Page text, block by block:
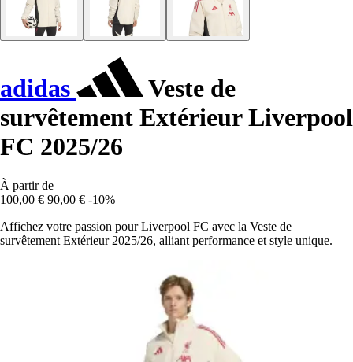
adidas
Veste de
survêtement Extérieur Liverpool
FC 2025/26
À partir de
100,00 € 90,00 € -10%
Affichez votre passion pour Liverpool FC avec la Veste de
survêtement Extérieur 2025/26, alliant performance et style unique.